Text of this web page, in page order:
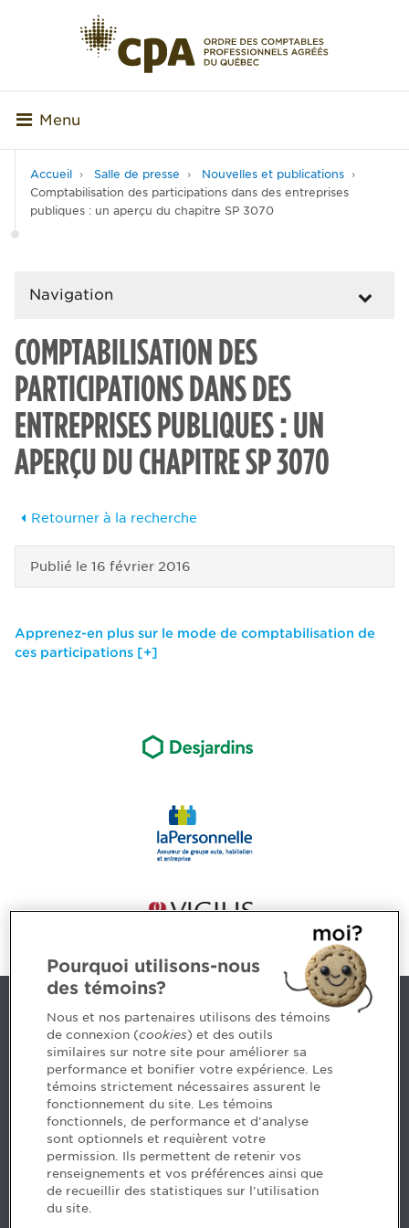
Menu
Accueil Salle de presse
Nouvelles et publications
Comptabilisation des participations dans des entreprises
publiques : un aperçu du chapitre SP 3070
Navigation
COMPTABILISATION DES
PARTICIPATIONS DANS DES
ENTREPRISES PUBLIQUES : UN
APERÇU DU CHAPITRE SP 3070
Retourner à la recherche
Publié le 16 février 2016
Apprenez-en plus sur le mode de comptabilisation de
ces participations [+]
Nous joindre
5, Place Ville Marie, bureau 800, Montréal (Québec)
H3B 2G2
www.cpaquebec.ca
Des questions? Faites appel à notre équipe >
Envie de mettre de l’Ordre dans votre carrière? Voyez
les postes disponibles >
Pourquoi utilisons-nous
des témoins?
Nous et nos partenaires utilisons des témoins
de connexion (cookies) et des outils
similaires sur notre site pour améliorer sa
performance et bonifier votre expérience. Les
témoins strictement nécessaires assurent le
fonctionnement du site. Les témoins
fonctionnels, de performance et d'analyse
sont optionnels et requièrent votre
permission. Ils permettent de retenir vos
renseignements et vos préférences ainsi que
de recueillir des statistiques sur l'utilisation
du site.